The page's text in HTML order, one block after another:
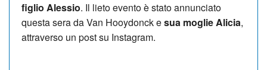
figlio Alessio. Il lieto evento è stato annunciato
questa sera da Van Hooydonck esua moglie Alicia,
attraverso un post su Instagram.